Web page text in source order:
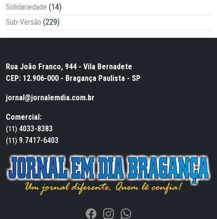
Solidariedade (14)
Sub-Versão (229)
Rua João Franco, 944 - Vila Bernadete
CEP: 12.906-000 - Bragança Paulista - SP
jornal@jornalemdia.com.br
Comercial:
(11) 4033-8383
(11) 9.7417-6403